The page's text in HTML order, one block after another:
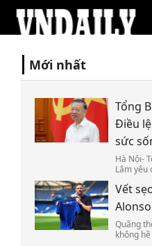
Mới nhất
Tổng
Điều
sức
Hà Nội-
Lâm yêu
thực
Vết
Quãng
không